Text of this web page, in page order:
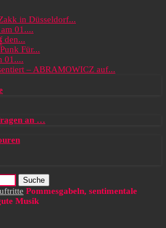
in Düsseldorf...
01....
den...
Für...
01....
– ABRAMOWICZ auf...
an …
Suche
Pommesgabeln, sentimentale
Musik